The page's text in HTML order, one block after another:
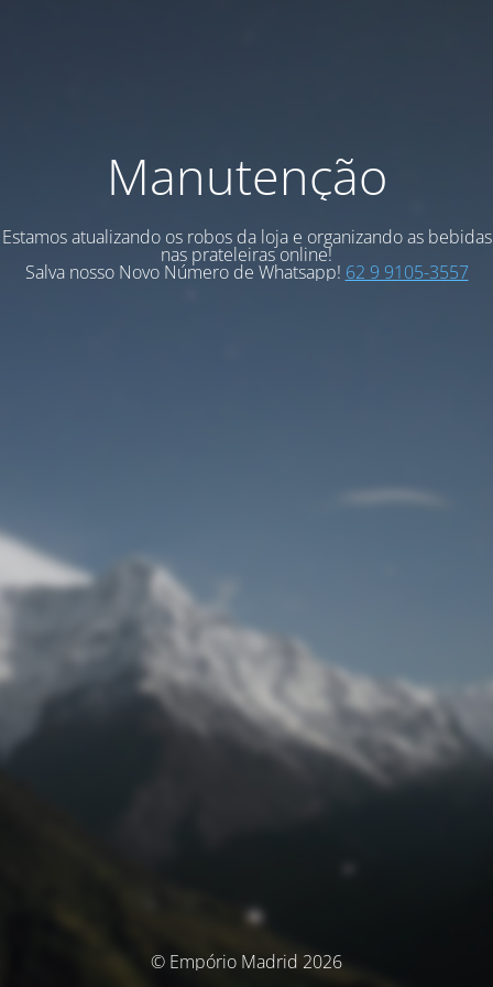
Manutenção
Estamos atualizando os robos da loja e organizando as bebidas
nas prateleiras online!
Salva nosso Novo Número de Whatsapp! 62 9 9105-3557
© Empório Madrid 2026